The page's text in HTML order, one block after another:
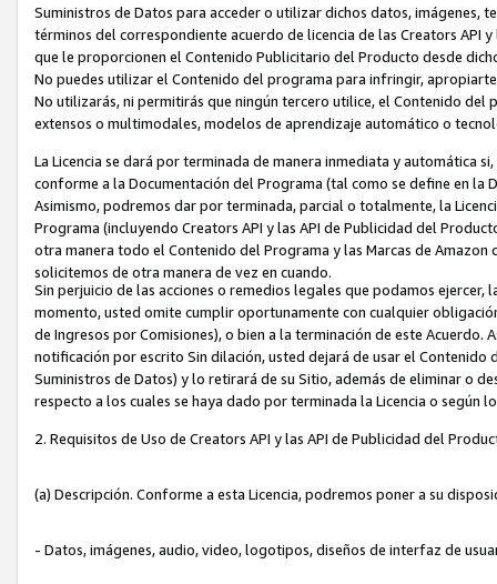
Suministros de Datos para acceder o utilizar dichos datos,
términos del correspondiente acuerdo de licencia de las Creators API
que le proporcionen el Contenido Publicitario del Producto desde
No puedes utilizar el Contenido del programa para infringir,
No utilizarás, ni permitirás que ningún tercero utilice, el Contenido
extensos o multimodales, modelos de aprendizaje automático o
La Licencia se dará por terminada de manera inmediata y automática
conforme a la Documentación del Programa (tal como se define en la
Asimismo, podremos dar por terminada, parcial o totalmente, la
Programa (incluyendo Creators API y las API de Publicidad del
otra manera todo el Contenido del Programa y las Marcas de
solicitemos de otra manera de vez en cuando.
Sin perjuicio de las acciones o remedios legales que podamos
momento, usted omite cumplir oportunamente con cualquier
de Ingresos por Comisiones), o bien a la terminación de este
notificación por escrito Sin dilación, usted dejará de usar el
Suministros de Datos) y lo retirará de su Sitio, además de eliminar o
respecto a los cuales se haya dado por terminada la Licencia o según
2. Requisitos de Uso de Creators API y las API de Publicidad del
(a) Descripción. Conforme a esta Licencia, podremos poner a su
- Datos, imágenes, audio, video, logotipos, diseños de interfaz de